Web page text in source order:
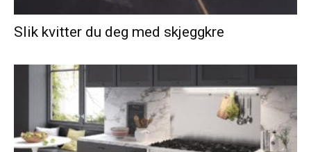
Slik kvitter du deg med skjeggkre